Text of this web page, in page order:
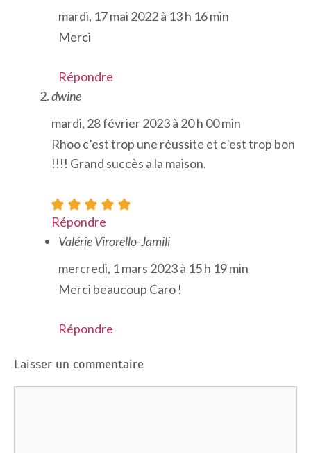
mardi, 17 mai 2022 à 13 h 16 min
Merci
Répondre
dwine
mardi, 28 février 2023 à 20 h 00 min
Rhoo c’est trop une réussite et c’est trop bon
!!!! Grand succès a la maison.
Répondre
Valérie Virorello-Jamili
mercredi, 1 mars 2023 à 15 h 19 min
Merci beaucoup Caro !
Répondre
Laisser un commentaire